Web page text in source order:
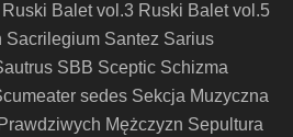
Ruski Balet vol.3 Ruski Balet vol.5
Sacrilegium Santez Sarius
SBB Sceptic Schizma
sedes Sekcja Muzyczna
Mężczyzn Sepultura